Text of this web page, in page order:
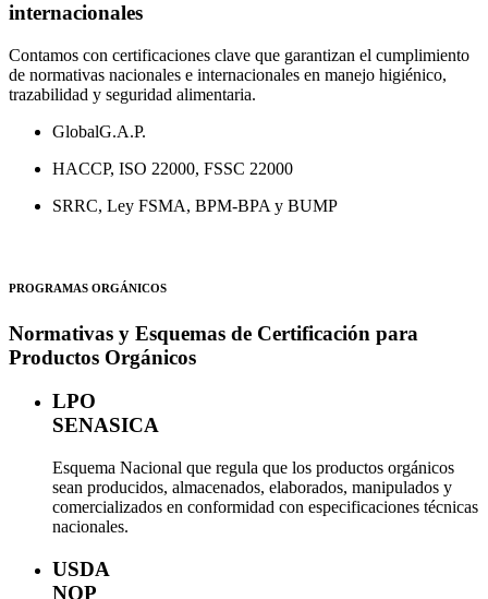
internacionales
Contamos con certificaciones clave que garantizan el cumplimiento
de normativas nacionales e internacionales en manejo higiénico,
trazabilidad y seguridad alimentaria.
GlobalG.A.P.
HACCP, ISO 22000, FSSC 22000
SRRC, Ley FSMA, BPM-BPA y BUMP
PROGRAMAS ORGÁNICOS
Normativas y Esquemas de Certificación para
Productos Orgánicos
LPO
SENASICA
Esquema Nacional que regula que los productos orgánicos
sean producidos, almacenados, elaborados, manipulados y
comercializados en conformidad con especificaciones técnicas
nacionales.
USDA
NOP